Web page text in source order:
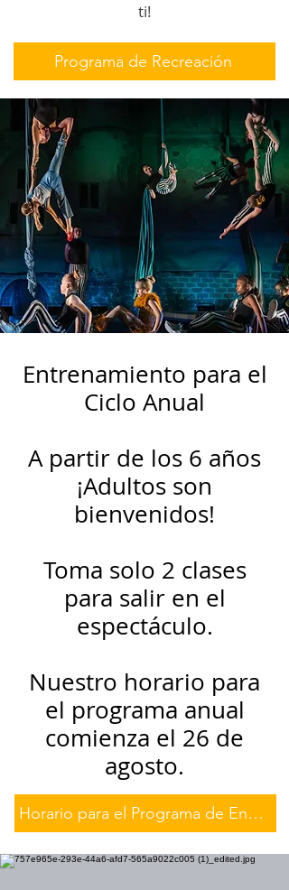
ti!
Programa de Recreación
Entrenamiento para el
Ciclo Anual
A partir de los 6 años
¡Adultos son
bienvenidos!
Toma solo 2 clases
para salir en el
espectáculo.
Nuestro horario para
el programa anual
comienza el 26 de
agosto.
Horario para el Programa de Entrenamiento